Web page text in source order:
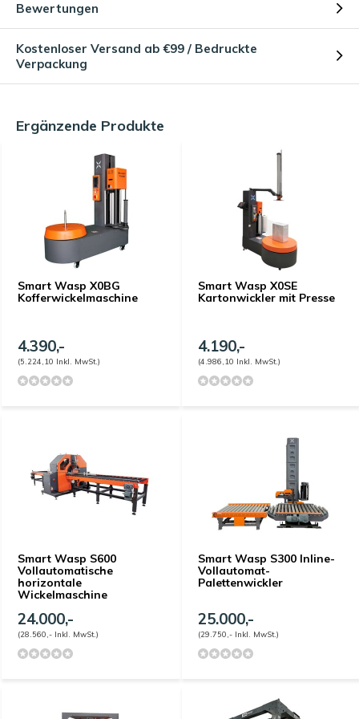
Bewertungen
Kostenloser Versand ab €99 / Bedruckte
Verpackung
Ergänzende Produkte
Smart Wasp X0BG
Kofferwickelmaschine
4.390,-
(5.224,10 Inkl. MwSt.)
Smart Wasp X0SE
Kartonwickler mit Presse
4.190,-
(4.986,10 Inkl. MwSt.)
Smart Wasp S600
Vollautomatische
horizontale
Wickelmaschine
24.000,-
(28.560,- Inkl. MwSt.)
Smart Wasp S300 Inline-
Vollautomat-
Palettenwickler
25.000,-
(29.750,- Inkl. MwSt.)